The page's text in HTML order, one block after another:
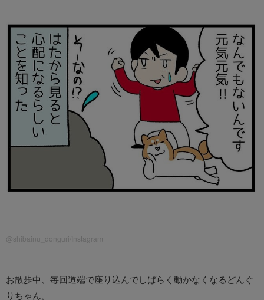
@shibainu_donguri/Instagram
お散歩中、毎回道端で座り込んでしばらく動かなくなるどんぐ
りちゃん。